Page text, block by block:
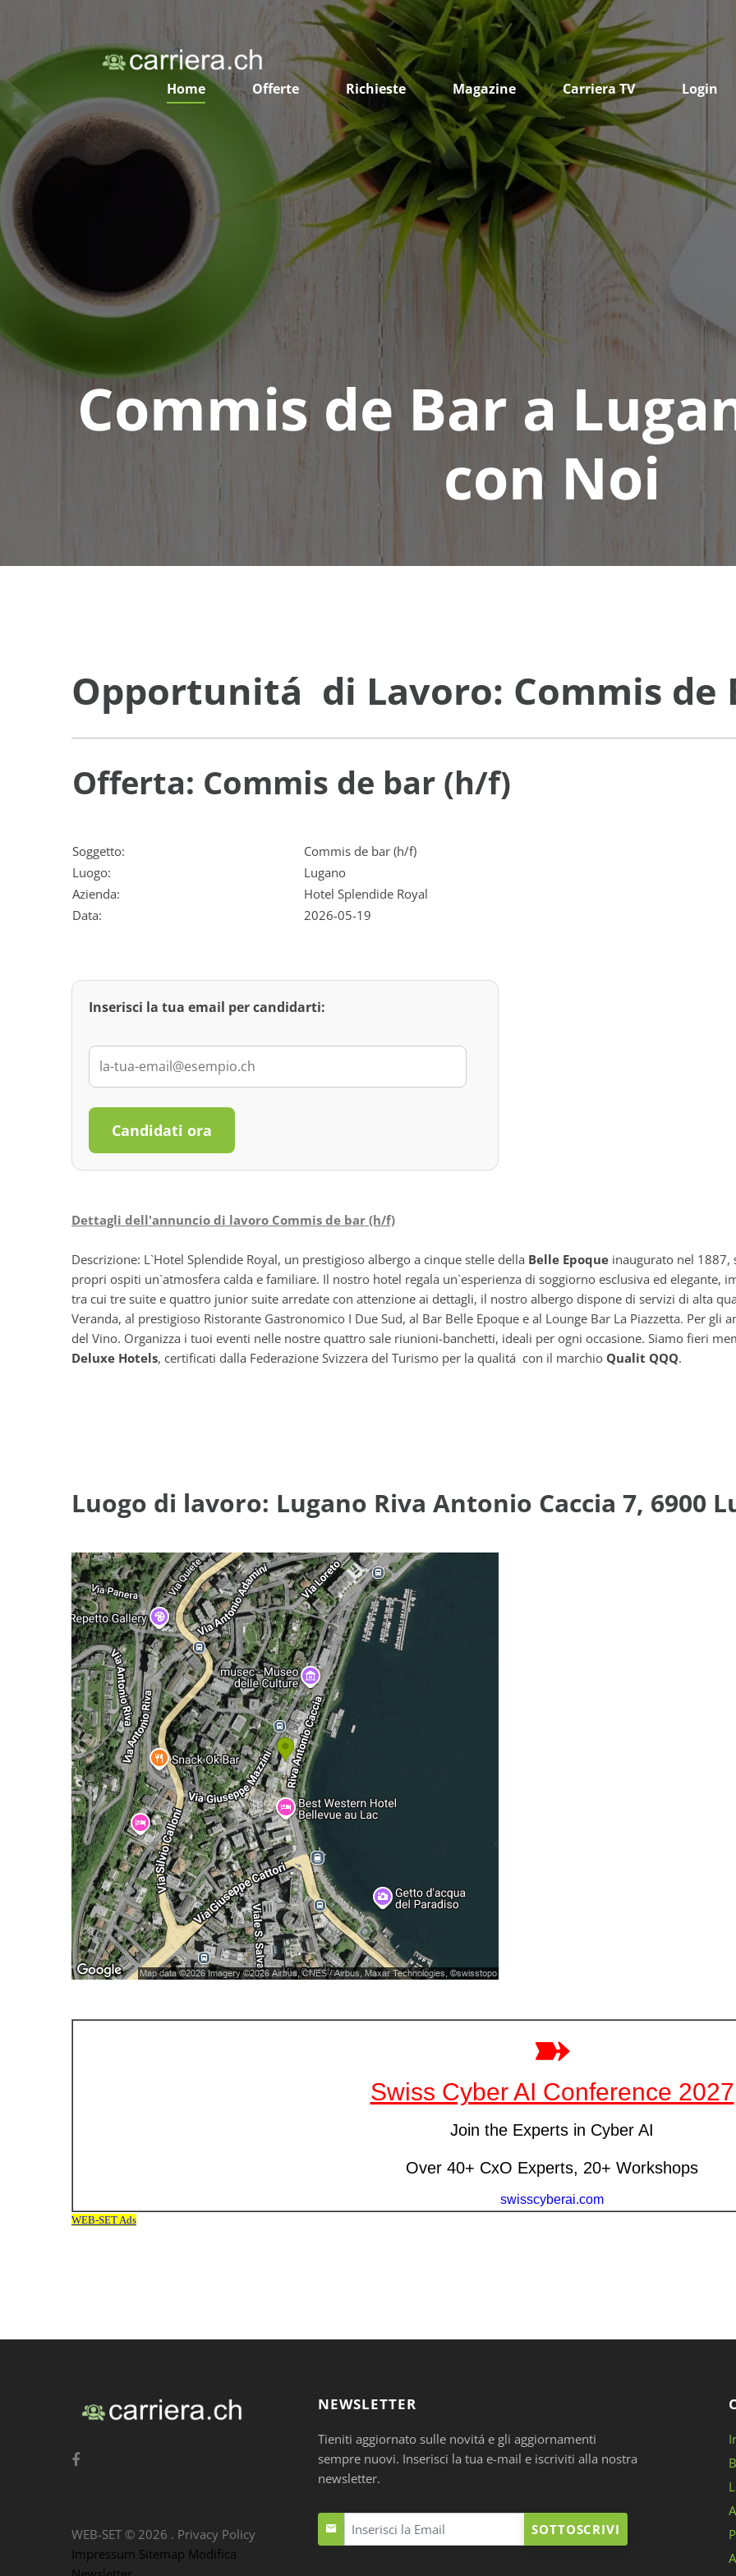
Home Offerte Richieste Magazine Carriera TV Login
Commis de Bar a
con Noi
Opportunitá di Lavoro: Commis de
Offerta: Commis de bar (h/f)
Soggetto:
Commis de bar (h/f)
Luogo:
Lugano
Azienda:
Hotel Splendide Royal
Data:
2026-05-19
Inserisci la tua email per candidarti:
Candidati ora
Dettagli dell'annuncio di lavoro Commis de bar (h/f)
Descrizione: L`Hotel Splendide Royal, un prestigioso albergo a cinque stelle della Belle Epoque inaugurato nel 1887,
propri ospiti un`atmosfera calda e familiare. Il nostro hotel regala un`esperienza di soggiorno esclusiva ed elegante,
tra cui tre suite e quattro junior suite arredate con attenzione ai dettagli, il nostro albergo dispone di servizi di alta
Veranda, al prestigioso Ristorante Gastronomico I Due Sud, al Bar Belle Epoque e al Lounge Bar La Piazzetta. Per
del Vino. Organizza i tuoi eventi nelle nostre quattro sale riunioni-banchetti, ideali per ogni occasione. Siamo fieri
Deluxe Hotels, certificati dalla Federazione Svizzera del Turismo per la qualitá con il marchio Qualit QQQ.
Luogo di lavoro: Lugano Riva Antonio Caccia 7, 6900
NEWSLETTER
Tieniti aggiornato sulle novitá e gli aggiornamenti
sempre nuovi. Inserisci la tua e-mail e iscriviti alla nostra
newsletter.
SOTTOSCRIVI
WEB-SET © 2026 . Privacy Policy
Impressum Sitemap Modifica